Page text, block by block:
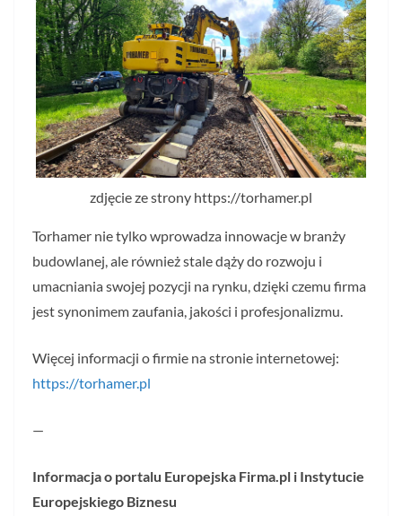
zdjęcie ze strony https://torhamer.pl
Torhamer nie tylko wprowadza innowacje w branży
budowlanej, ale również stale dąży do rozwoju i
umacniania swojej pozycji na rynku, dzięki czemu firma
jest synonimem zaufania, jakości i profesjonalizmu.
Więcej informacji o firmie na stronie internetowej:
https://torhamer.pl
—
Informacja o portalu Europejska Firma.pl i Instytucie
Europejskiego Biznesu